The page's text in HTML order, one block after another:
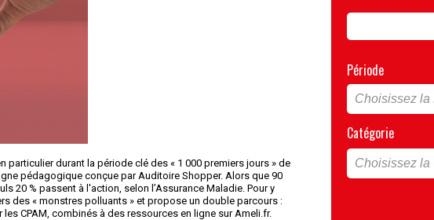
particulier durant la période clé des « 1 000 premiers jours » de
pédagogique conçue par Auditoire Shopper. Alors que 90
20 % passent à l'action, selon l’Assurance Maladie. Pour y
des « monstres polluants » et propose un double parcours :
CPAM, combinés à des ressources en ligne sur Ameli.fr.
Période
Catégorie